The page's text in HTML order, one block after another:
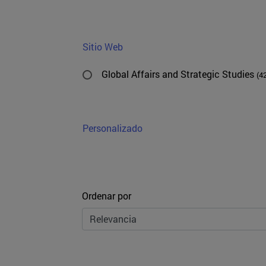
Sitio Web
Global Affairs and Strategic Studies
Personalizado
Ordenar
Ordenar por